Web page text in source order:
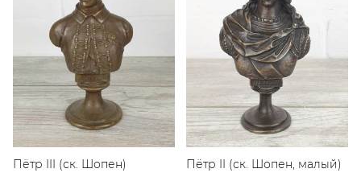
Пётр III (ск. Шопен) Пётр II (ск. Шопен, малый)